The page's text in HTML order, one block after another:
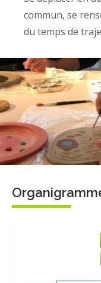
commun, se
du temps de